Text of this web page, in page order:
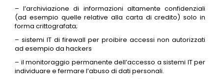
– l’archiviazione di informazioni altamente confidenziali
(ad esempio quelle relative alla carta di credito) solo in
forma crittografata;
– sistemi IT di firewall per proibire accessi non autorizzati
ad esempio da hackers
– il monitoraggio permanente dell’accesso a sistemi IT per
individuare e fermare l’abuso di dati personali.